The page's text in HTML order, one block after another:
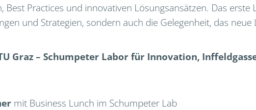
Practices und innovativen Lösungsansätzen. Das erste
und Strategien, sondern auch die Gelegenheit, das neue
Graz – Schumpeter Labor für Innovation,
mit Business Lunch im Schumpeter Lab